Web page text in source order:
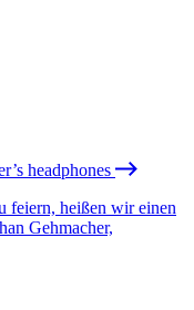
headphones
feiern, heißen wir einen
Gehmacher,